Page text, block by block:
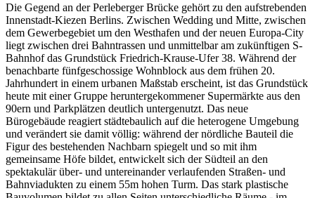
Die Gegend an der Perleberger Brücke gehört zu den aufstrebenden
Innenstadt-Kiezen Berlins. Zwischen Wedding und Mitte, zwischen
dem Gewerbegebiet um den Westhafen und der neuen Europa-City
liegt zwischen drei Bahntrassen und unmittelbar am zukünftigen S-
Bahnhof das Grundstück Friedrich-Krause-Ufer 38. Während der
benachbarte fünfgeschossige Wohnblock aus dem frühen 20.
Jahrhundert in einem urbanen Maßstab erscheint, ist das Grundstück
heute mit einer Gruppe heruntergekommener Supermärkte aus den
90ern und Parkplätzen deutlich untergenutzt. Das neue
Bürogebäude reagiert städtebaulich auf die heterogene Umgebung
und verändert sie damit völlig: während der nördliche Bauteil die
Figur des bestehenden Nachbarn spiegelt und so mit ihm
gemeinsame Höfe bildet, entwickelt sich der Südteil an den
spektakulär über- und untereinander verlaufenden Straßen- und
Bahnviadukten zu einem 55m hohen Turm. Das stark plastische